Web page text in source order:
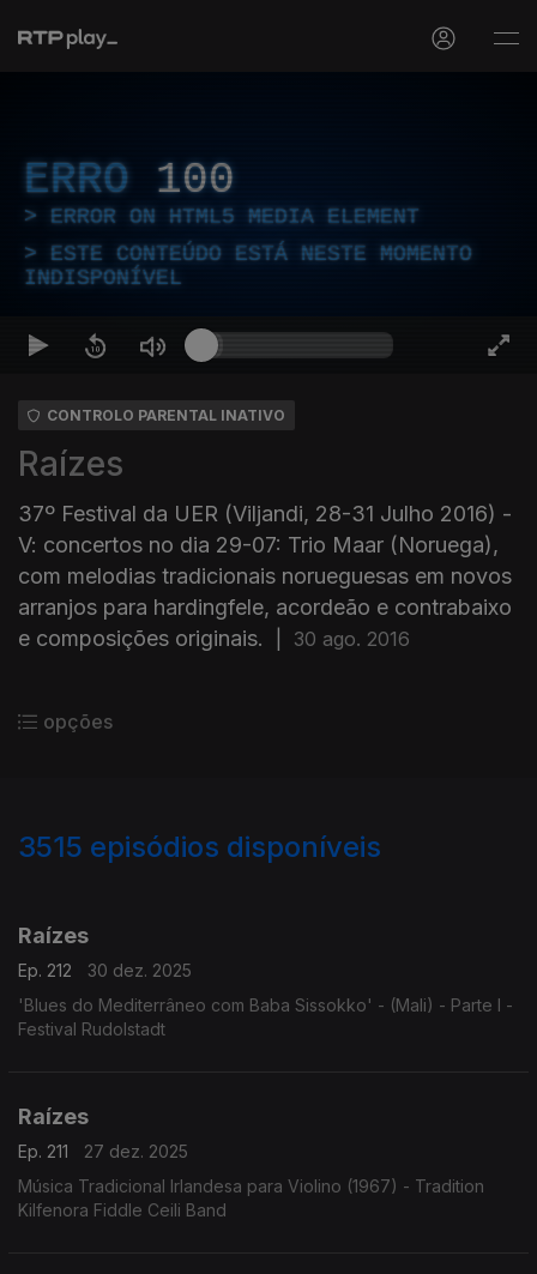
ERRO 100
ERROR ON HTML5 MEDIA ELEMENT
ESTE CONTEÚDO ESTÁ NESTE MOMENTO
INDISPONÍVEL
CONTROLO PARENTAL INATIVO
Raízes
37º Festival da UER (Viljandi, 28-31 Julho 2016) -
V: concertos no dia 29-07: Trio Maar (Noruega),
com melodias tradicionais norueguesas em novos
arranjos para hardingfele, acordeão e contrabaixo
e composições originais.
30 ago. 2016
opções
3515 episódios disponíveis
Raízes
Ep. 212
30 dez. 2025
'Blues do Mediterrâneo com Baba Sissokko' - (Mali) - Parte I -
Festival Rudolstadt
Raízes
Ep. 211
27 dez. 2025
Música Tradicional Irlandesa para Violino (1967) - Tradition
Kilfenora Fiddle Ceili Band